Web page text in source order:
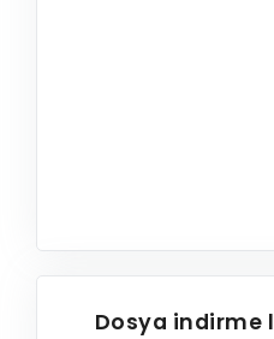
Dosya indirme